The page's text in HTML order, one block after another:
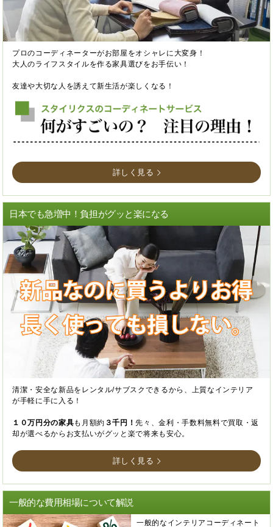
プロのコーディネーターがお部屋をオシャレに大変身！
大人のライフスタイルを作る家具選びをお手伝い！
友達や大切な人を誘えて新生活が楽しくなる！
詳しく見る
日本でも急増中！負担がグッと楽になる
清潔・安全な新品をレンタル/サブスクできるから、上質なインテリア
が手軽に手に入る！
１０万円分の家具も月額約 ３千円！先々、金利・手数料無料で買取・返
却が選べるからお支払いがグッと楽で将来も安心。
詳しく見る
一般的な費用相場について解説
一般的なインテリアコーディネート